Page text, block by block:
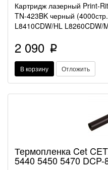
Картридж лазерный Print-
TN-423BK черный
L8410CDW/HL L8260CDW/
2 090 p
В корзину Отложить
Термопленка Cet
5440 5450 5470 DCP-